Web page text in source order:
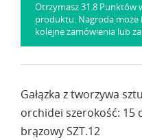
Otrzymasz 31.8 Punktów
produktu. Nagroda może
kolejne zamówienia lub
Gałązka z tworzywa
orchidei szerokość: 15
brązowy SZT.12